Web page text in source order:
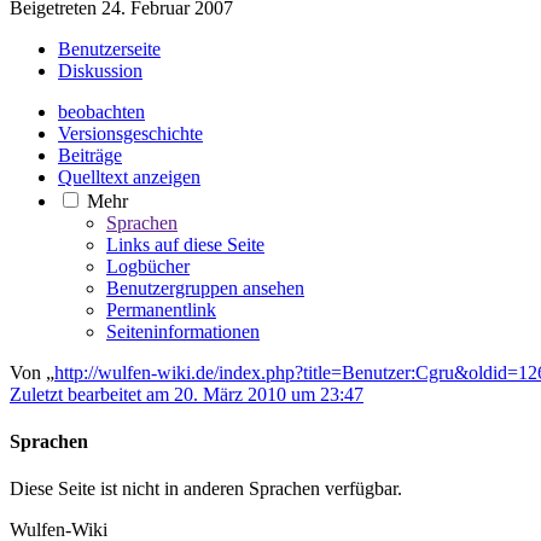
Beigetreten 24. Februar 2007
Benutzerseite
Diskussion
beobachten
Versionsgeschichte
Beiträge
Quelltext anzeigen
Mehr
Sprachen
Links auf diese Seite
Logbücher
Benutzergruppen ansehen
Permanentlink
Seiten­­informationen
Von „http://wulfen-wiki.de/
Zuletzt bearbeitet am 20. März 2010 um 23:47
Sprachen
Diese Seite ist nicht in anderen Sprachen verfügbar.
Wulfen-Wiki